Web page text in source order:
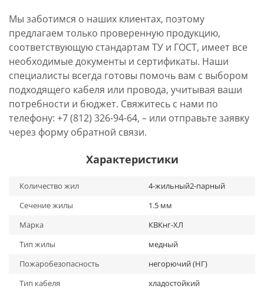
Мы заботимся о наших клиентах, поэтому
предлагаем только проверенную продукцию,
соответствующую стандартам ТУ и ГОСТ, имеет все
необходимые документы и сертификаты. Наши
специалисты всегда готовы помочь вам с выбором
подходящего кабеля или провода, учитывая ваши
потребности и бюджет. Свяжитесь с нами по
телефону: +7 (812) 326-94-64, – или отправьте заявку
через форму обратной связи.
Характеристики
Количество жил
4-жильный2-парный
Сечение жилы
1.5 мм
Марка
КВКнг-ХЛ
Тип жилы
медный
Пожаробезопасность
негорючий (НГ)
Тип кабеля
хладостойкий